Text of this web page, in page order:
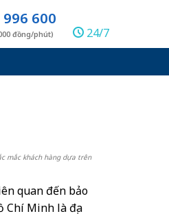
600
đồng/phút) 24/7
mắc khách hàng dựa trên
quan đến bảo
Chí Minh là địa